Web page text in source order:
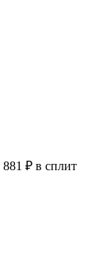
881 ₽ в сплит